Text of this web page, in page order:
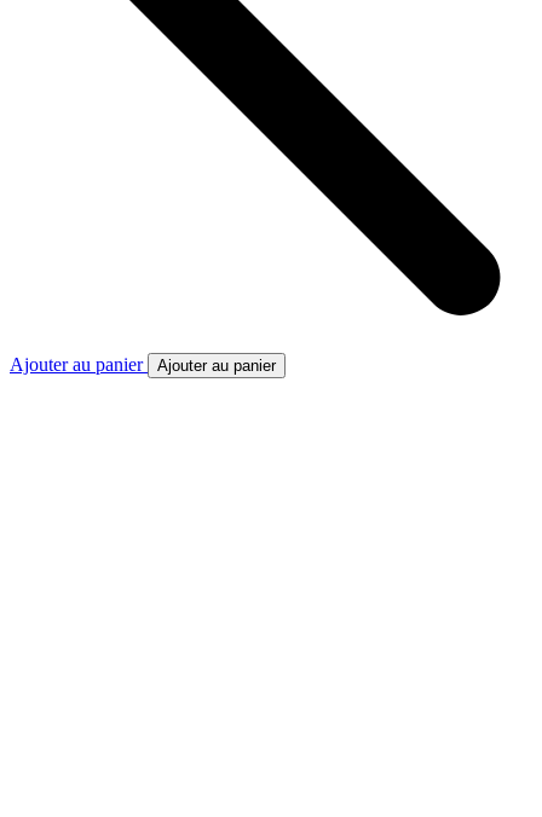
Ajouter au panier Ajouter au panier